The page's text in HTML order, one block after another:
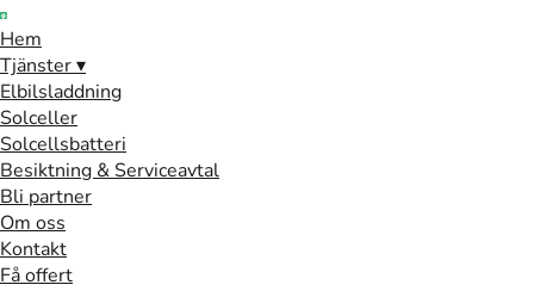
Hem
Tjänster▾
Elbilsladdning
Solceller
Solcellsbatteri
Besiktning & Serviceavtal
Bli partner
Om oss
Kontakt
Få offert